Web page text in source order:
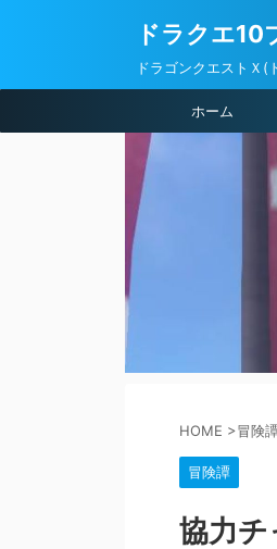
ドラクエ10
ドラゴンクエストＸ(
ホーム
HOME >冒険
冒険譚
協力